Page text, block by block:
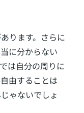
ります。さらに
に分からない
は自分の周りに
由することは
ゃないでしょ